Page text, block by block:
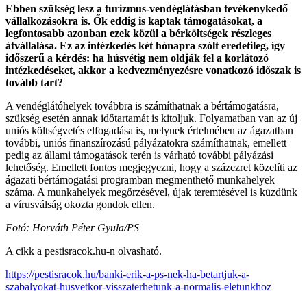
Ebben szükség lesz a turizmus-vendéglátásban tevékenykedő
vállalkozásokra is. Ők eddig is kaptak támogatásokat, a
legfontosabb azonban ezek közül a bérköltségek részleges
átvállalása. Ez az intézkedés két hónapra szólt eredetileg, így
időszerű a kérdés: ha húsvétig nem oldják fel a korlátozó
intézkedéseket, akkor a kedvezményezésre vonatkozó időszak is
tovább tart?
A vendéglátóhelyek továbbra is számíthatnak a bértámogatásra,
szükség esetén annak időtartamát is kitoljuk. Folyamatban van az új
uniós költségvetés elfogadása is, melynek értelmében az ágazatban
további, uniós finanszírozású pályázatokra számíthatnak, emellett
pedig az állami támogatások terén is várható további pályázási
lehetőség. Emellett fontos megjegyezni, hogy a százezret közelíti az
ágazati bértámogatási programban megmenthető munkahelyek
száma. A munkahelyek megőrzésével, újak teremtésével is küzdünk
a vírusválság okozta gondok ellen.
Fotó: Horváth Péter Gyula/PS
A cikk a pestisracok.hu-n olvasható.
https://pestisracok.hu/banki-erik-a-ps-nek-ha-betartjuk-a-
szabalyokat-husvetkor-visszaterhetunk-a-normalis-eletunkhoz